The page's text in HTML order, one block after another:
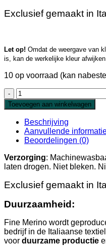
Exclusief gemaakt in
Let op! Omdat de weergave van
is, kan de werkelijke kleur
10 op voorraad (kan
Fine
Merino
Denim
aantal
Toevoegen aan winkelwagen
Beschrijving
Aanvullende
Beoordelingen (0)
Verzorging:
laten drogen. Niet bleken.
Exclusief gemaakt in
Duurzaamheid:
Fine Merino wordt
bedrijf in de Italiaanse
voor duurzame productie